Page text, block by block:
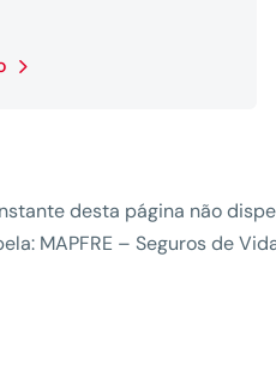
desta página não
MAPFRE – Seguros de